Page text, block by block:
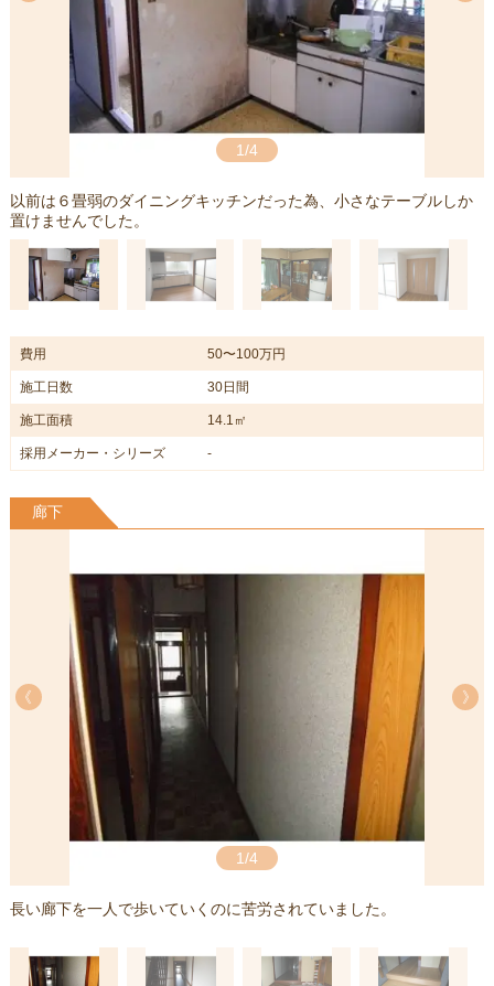
1/4
以前は６畳弱のダイニングキッチンだった為、小さなテーブルしか
置けませんでした。
費用 50〜100万円
施工日数 30日間
施工面積 14.1㎡
採用メーカー・シリーズ -
廊下
1/4
《
《
長い廊下を一人で歩いていくのに苦労されていました。